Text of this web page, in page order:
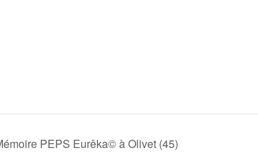
PEPS Eurêka© à Olivet (45)